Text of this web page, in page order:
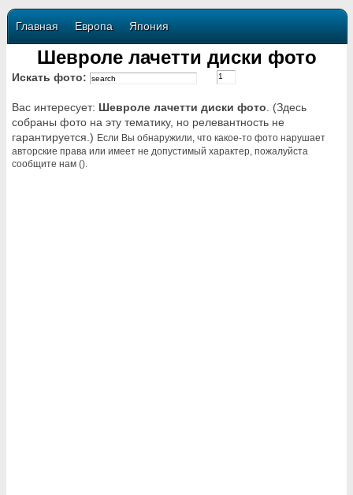
Главная Европа Япония
Шевроле лачетти диски фото
Искать фото:
Вас интересует: Шевроле лачетти диски фото . (Здесь
собраны фото на эту тематику, но релевантность не
гарантируется.) Если Вы обнаружили, что какое-то фото нарушает
авторские права или имеет не допустимый характер, пожалуйста
сообщите нам ().